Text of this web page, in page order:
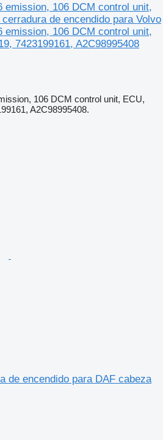
emission, 106 DCM control unit,
de encendido para Volvo
emission, 106 DCM control unit,
7423199161, A2C98995408
106 DCM control unit, ECU,
A2C98995408.
de encendido para DAF cabeza